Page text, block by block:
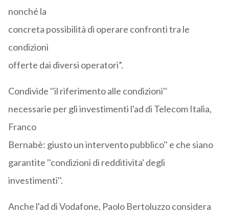
nonché la
concreta possibilità di operare confronti tra le
condizioni
offerte dai diversi operatori”.
Condivide ''il riferimento alle condizioni''
necessarie per gli investimenti l'ad di Telecom Italia,
Franco
Bernabè: giusto un intervento pubblico'' e che siano
garantite ''condizioni di redditivita' degli
investimenti''.
Anche l'ad di Vodafone, Paolo Bertoluzzo considera